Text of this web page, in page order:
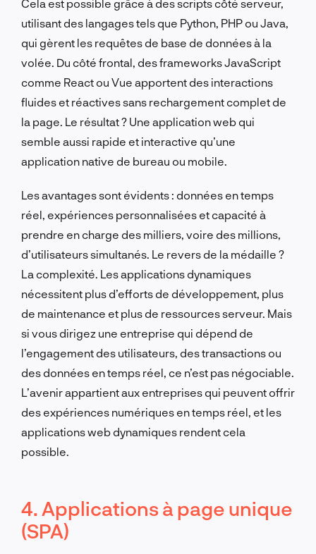
Cela est possible grâce à des scripts côté serveur,
utilisant des langages tels que Python, PHP ou Java,
qui gèrent les requêtes de base de données à la
volée. Du côté frontal, des frameworks JavaScript
comme React ou Vue apportent des interactions
fluides et réactives sans rechargement complet de
la page. Le résultat ? Une application web qui
semble aussi rapide et interactive qu’une
application native de bureau ou mobile.
Les avantages sont évidents : données en temps
réel, expériences personnalisées et capacité à
prendre en charge des milliers, voire des millions,
d’utilisateurs simultanés. Le revers de la médaille ?
La complexité. Les applications dynamiques
nécessitent plus d’efforts de développement, plus
de maintenance et plus de ressources serveur. Mais
si vous dirigez une entreprise qui dépend de
l’engagement des utilisateurs, des transactions ou
des données en temps réel, ce n’est pas négociable.
L’avenir appartient aux entreprises qui peuvent offrir
des expériences numériques en temps réel, et les
applications web dynamiques rendent cela
possible.
4. Applications à page unique
(SPA)